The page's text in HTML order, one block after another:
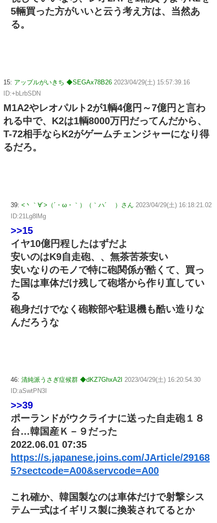
5輛買った方がいいと云う考え方は、当然あ
る。
15: アップルがいきち ◆SEGAx78B26 2023/04/29(土) 15:57:39.16
ID:+bLrbSDN
M1A2やレオパルト2が1輌4億円～7億円と言わ
れる中で、K2は1輌8000万円だってんだから、
T-72相手ならK2がゲームチェンジャーになり得
るだろ。
39: <丶｀∀´>（´・ω・｀）（｀ハ´ ）さん 2023/04/29(土) 16:18:21.02
ID:21Lg8lMg
>>15
イヤ10億円程したはずだよ
安いのはK9自走砲、、無茶苦茶安い
安いなりのモノで特に砲関係が酷くて、買っ
た国は車体だけ残して砲塔から作り直してい
る
砲身だけでなく砲鞍部や駐退機も酷い造りな
んだろうな
46: 清純派うさぎ症候群 ◆dKZ7GhxA2I 2023/04/29(土) 16:20:54.30
ID:aSwtPN3I
>>39
ポーランドがウクライナに送った自走砲１８
台…韓国産Ｋ－９だった
2022.06.01 07:35
https://s.japanese.joins.com/JArticle/29168
5?sectcode=A00&servcode=A00
これ確か、韓国製なのは車体だけで射撃シス
テム一式はイギリス製に換装されてるとか